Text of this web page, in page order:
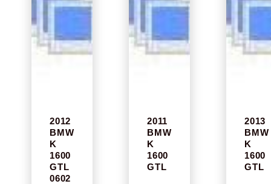
2012
BMW
K
1600
GTL
0602
2011
BMW
K
1600
GTL
2013
BMW
K
1600
GTL